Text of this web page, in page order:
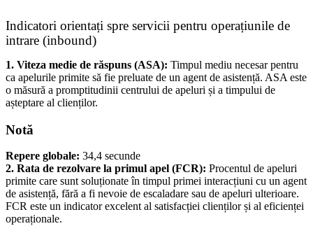
Indicatori orientați spre servicii pentru operațiunile de
intrare (inbound)
1. Viteza medie de răspuns (ASA): Timpul mediu necesar pentru
ca apelurile primite să fie preluate de un agent de asistență. ASA este
o măsură a promptitudinii centrului de apeluri și a timpului de
așteptare al clienților.
Notă
Repere globale: 34,4 secunde
2. Rata de rezolvare la primul apel (FCR): Procentul de apeluri
primite care sunt soluționate în timpul primei interacțiuni cu un agent
de asistență, fără a fi nevoie de escaladare sau de apeluri ulterioare.
FCR este un indicator excelent al satisfacției clienților și al eficienței
operaționale.